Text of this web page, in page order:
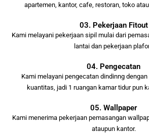
apartemen, kantor, cafe, restoran, toko
03. Pekerjaan Fitout
Kami melayani pekerjaan sipil mulai dari
lantai dan pekerjaan
04. Pengecatan
Kami melayani pengecatan dindinng
kuantitas, jadi 1 ruangan kamar tidur pun
05. Wallpaper
Kami menerima pekerjaan pemasangan
ataupun kantor.